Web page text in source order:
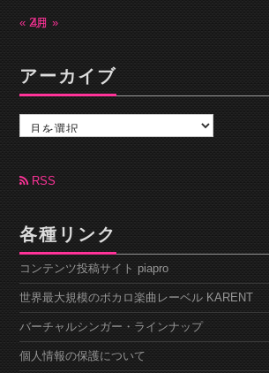
« 2月4月 »
アーカイブ
カ
ブ RSS
各種リンク
コンテンツ投稿サイト piapro
世界最大規模のボカロ楽曲レーベル KARENT
バーチャルシンガー・ラインナップ
個人情報の保護について